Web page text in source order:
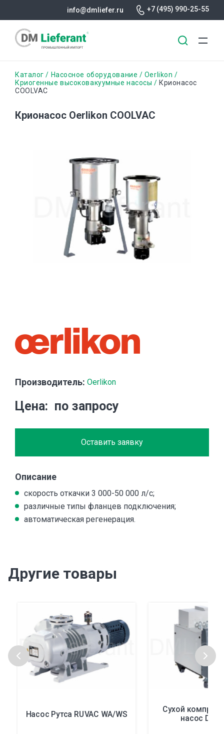
основному
info@dmliefer.ru +7 (495) 990-25-55
Строка
навигации
Каталог Насосное оборудование
Oerlikon
Криогенные высоковакуумные насосы
Крионасос
COOLVAC
Крионасос Oerlikon COOLVAC
Производитель: Oerlikon
Цена по запросу
Оставить заявку
Описание
скорость откачки 3 000-50 000 л/с;
различные типы фланцев подключения;
автоматическая регенерация.
Другие товары
Насос Рутса RUVAC WA/WS Сухой
насос